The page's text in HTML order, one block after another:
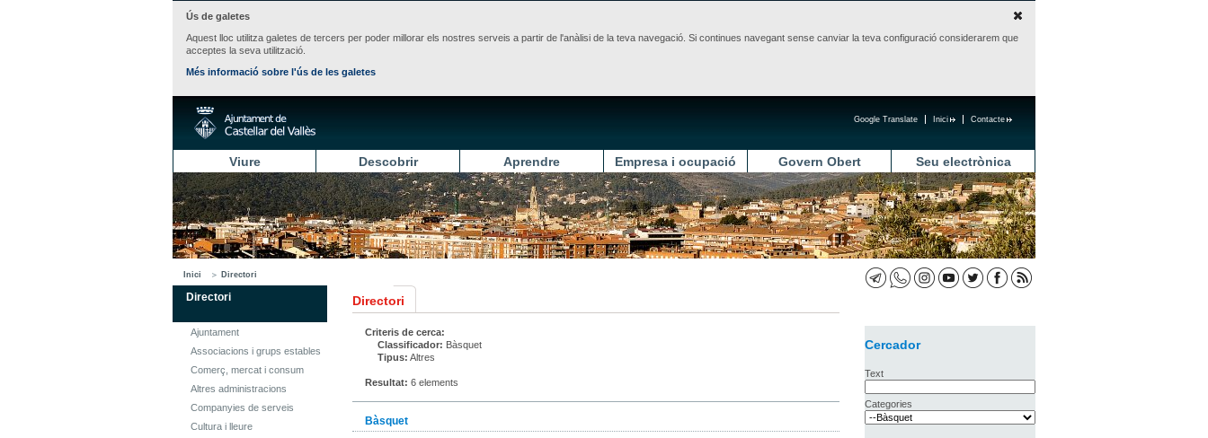
Ús de galetes
Aquest lloc utilitza galetes de tercers per poder millorar els nostres serveis a partir de l'anàlisi de la teva navegació. Si continues navegant sense canviar la teva configuració considerarem que
acceptes la seva utilització.
Més informació sobre l'ús de les galetes
Contacte
Inici
Google Translate
Viure Descobrir Aprendre Empresa i ocupació Govern Obert Seu electrònica
Inici Directori
Directori
Ajuntament
Associacions i grups estables
Comerç, mercat i consum
Altres administracions
Companyies de serveis
Cultura i lleure
Directori
Criteris de cerca:
Classificador: Bàsquet
Tipus: Altres
Resultat: 6 elements
Bàsquet
Cercador
Text
Categories